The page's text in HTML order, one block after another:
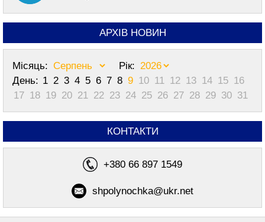
АРХІВ НОВИН
Місяць:
Рік:
День: 1 2 3 4 5 6 7 8 9 10 11 12 13 14 15 16
17 18 19 20 21 22 23 24 25 26 27 28 29 30 31
КОНТАКТИ
+380 66 897 1549
shpolynochka@ukr.net